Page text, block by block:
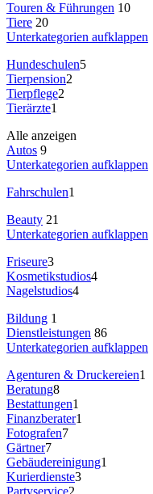
Touren & Führungen 10
Tiere 20
Unterkategorien aufklappen
Hundeschulen5
Tierpension2
Tierpflege2
Tierärzte1
Alle anzeigen
Autos 9
Unterkategorien aufklappen
Fahrschulen1
Beauty 21
Unterkategorien aufklappen
Friseure3
Kosmetikstudios4
Nagelstudios4
Bildung 1
Dienstleistungen 86
Unterkategorien aufklappen
Agenturen & Druckereien1
Beratung8
Bestattungen1
Finanzberater1
Fotografen7
Gärtner7
Gebäudereinigung1
Kurierdienste3
Partyservice2